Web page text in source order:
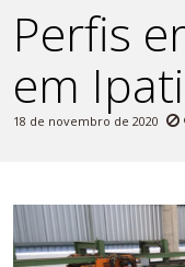
Perfis
em
18 de novembro de 2020